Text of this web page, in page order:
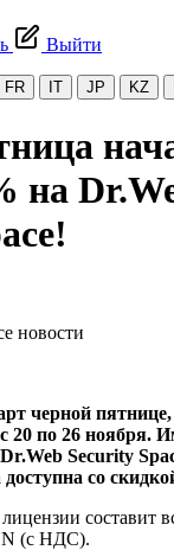
Выйти
FR IT JP KZ
на
новости
черной
20 по 26 ноября.
Security
со
составит
(с НДС).